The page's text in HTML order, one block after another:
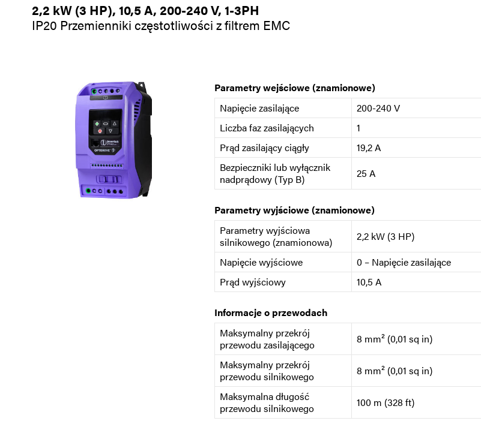
2,2 kW (3 HP), 10,5 A, 200-240 V, 1-3PH
IP20 Przemienniki częstotliwości z filtrem EMC
Parametry wejściowe (znamionowe)
Napięcie zasilające
200-240 V
Liczba faz zasilających
1
Prąd zasilający ciągły
19,2 A
Bezpieczniki lub wyłącznik
nadprądowy (Typ B)
25 A
Parametry wyjściowe (znamionowe)
Parametry wyjściowa
silnikowego (znamionowa)
2,2 kW (3 HP)
Napięcie wyjściowe
0 – Napięcie zasilające
Prąd wyjściowy
10,5 A
Informacje o przewodach
Maksymalny przekrój
przewodu zasilającego
8 mm² (0,01 sq in)
Maksymalny przekrój
przewodu silnikowego
8 mm² (0,01 sq in)
Maksymalna długość
przewodu silnikowego
100 m (328 ft)